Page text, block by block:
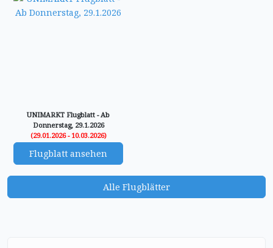
UNIMARKT Flugblatt - Ab
Donnerstag, 29.1.2026
(29.01.2026 - 10.03.2026)
Flugblatt ansehen
Alle Flugblätter